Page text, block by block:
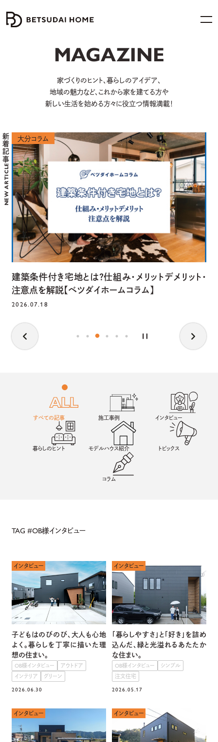
MAGAZINE
家づくりのヒント、暮らしのアイデア、
地域の魅力など、 これから家を建てる方や
新しい生活を始める方々に役立つ情報満載！
新着記事
NEW ARTICLE
大分コラム
建築条件付き宅地とは？仕組み・メリットデメリット・
注意点を解説【ベツダイホームコラム】
2026.07.18
すべての記事 施工事例 インタビュー
暮らしのヒント モデルハウス紹介 トピックス
コラム
TAG #OB様インタビュー
インタビュー
子どもはのびのび、大人も心地
よく。暮らしを丁寧に描いた理
想の住まい。
OB様インタビュー
アウトドア
インテリア
グリーン
2026.06.30
インタビュー
「暮らしやすさ」と「好き」を詰め
込んだ、緑と光溢れるあたたか
な住まい。
OB様インタビュー
シンプル
注文住宅
2026.05.17
インタビュー インタビュー